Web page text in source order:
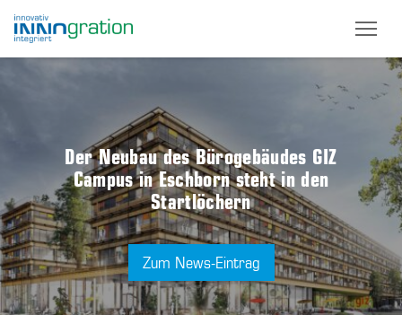
Der Neubau des Bürogebäudes GIZ
Campus in Eschborn steht in den
Startlöchern
Zum News-Eintrag